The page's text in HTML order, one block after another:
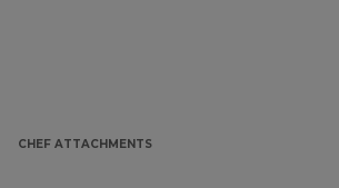
CHEF ATTACHMENTS